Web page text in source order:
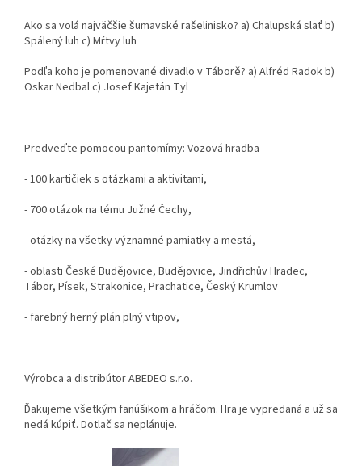
Ako sa volá najväčšie šumavské rašelinisko? a) Chalupská slať b)
Spálený luh c) Mŕtvy luh
Podľa koho je pomenované divadlo v Táborě? a) Alfréd Radok b)
Oskar Nedbal c) Josef Kajetán Tyl
Predveďte pomocou pantomímy: Vozová hradba
- 100 kartičiek s otázkami a aktivitami,
- 700 otázok na tému Južné Čechy,
- otázky na všetky významné pamiatky a mestá,
- oblasti České Budějovice, Budějovice, Jindřichův Hradec,
Tábor, Písek, Strakonice, Prachatice, Český Krumlov
- farebný herný plán plný vtipov,
Výrobca a distribútor ABEDEO s.r.o.
Ďakujeme všetkým fanúšikom a hráčom. Hra je vypredaná a už sa
nedá kúpiť. Dotlač sa neplánuje.